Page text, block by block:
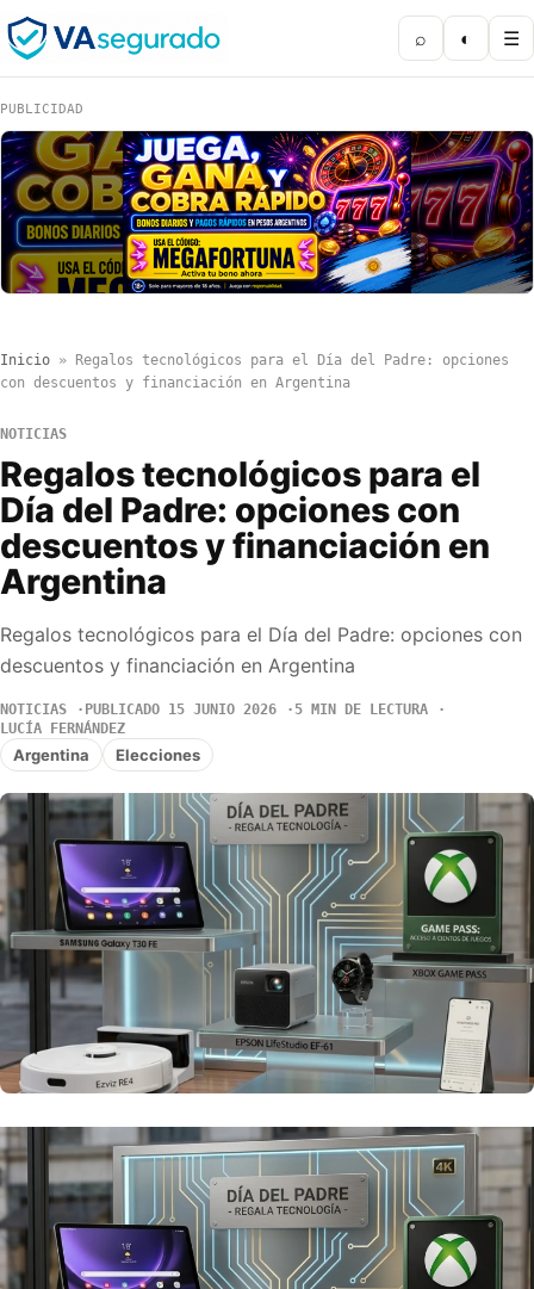
⌕ ◐ ☰
PUBLICIDAD
Inicio »
Regalos tecnológicos para el Día del Padre: opciones
con descuentos y financiación en Argentina
NOTICIAS
Regalos tecnológicos para el
Día del Padre: opciones con
descuentos y financiación en
Argentina
Regalos tecnológicos para el Día del Padre: opciones con
descuentos y financiación en Argentina
NOTICIAS PUBLICADO 15 JUNIO 2026
5 MIN DE LECTURA
LUCÍA FERNÁNDEZ
Argentina Elecciones